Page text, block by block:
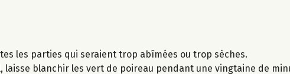
les parties qui seraient trop abîmées ou trop sèches.
laisse blanchir les vert de poireau pendant une vingtaine de